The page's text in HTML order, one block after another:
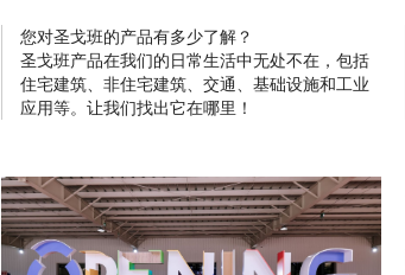
您对圣戈班的产品有多少了解？
圣戈班产品在我们的日常生活中无处不在，包括
住宅建筑、非住宅建筑、交通、基础设施和工业
应用等。让我们找出它在哪里！